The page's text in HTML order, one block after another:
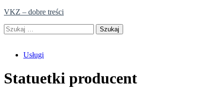
Skip
content
VKZ – dobre treści
Szukaj:
Usługi
Statuetki producent